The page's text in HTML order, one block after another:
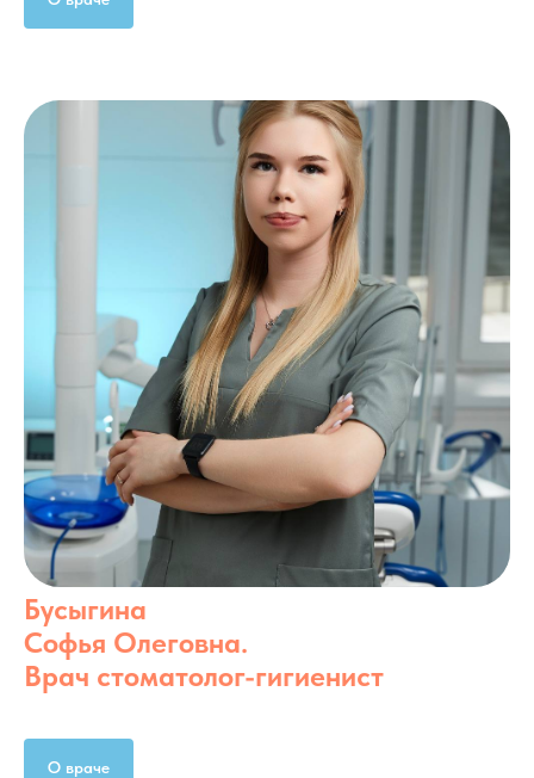
Бусыгина
Софья Олеговна.
Врач стоматолог-гигиенист
О враче